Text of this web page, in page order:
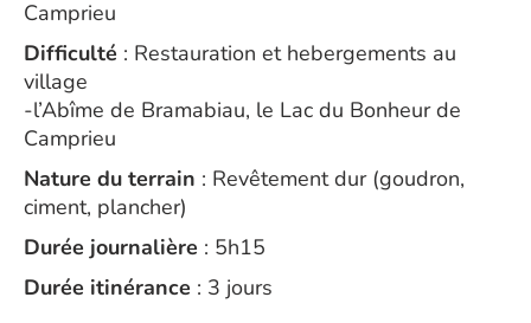
Camprieu
Difficulté : Restauration et hebergements au
village
-l’Abîme de Bramabiau, le Lac du Bonheur de
Camprieu
Nature du terrain : Revêtement dur (goudron,
ciment, plancher)
Durée journalière : 5h15
Durée itinérance : 3 jours